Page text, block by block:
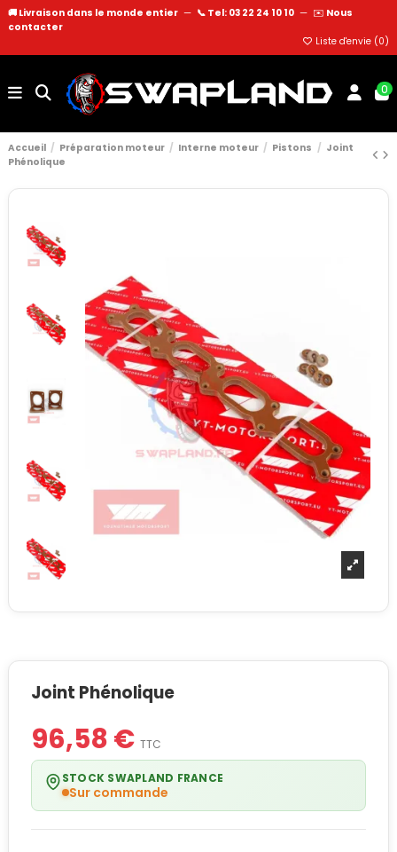
🚚 Livraison dans le monde entier — 📞 Tel: 03 22 24 10 10 — ✉️ Nous
contacter
Liste d'envie (0)
0
Accueil Préparation moteur Interne moteur Pistons
Joint
Phénolique
Joint Phénolique
96,58 € TTC
STOCK SWAPLAND FRANCE
Sur commande